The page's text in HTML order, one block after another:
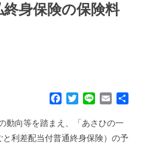
身保険の保険料
c
e
T
i
t
n
e
E
a
i
動向等を踏まえ、「あさひの一
利差配当付普通終身保険）の予